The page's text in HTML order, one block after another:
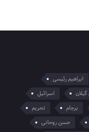
ابراهیم رئیسی
گیلان
اسرائیل
برجام
تحریم
حسن روحانی